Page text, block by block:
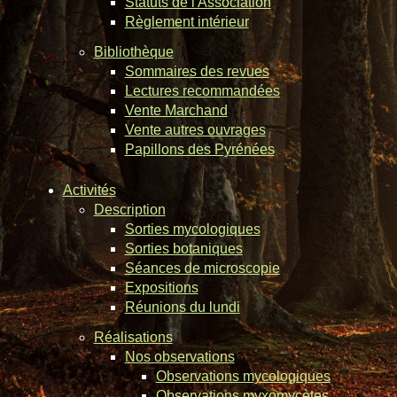
Règlement intérieur
Bibliothèque
Sommaires des revues
Lectures recommandées
Vente Marchand
Vente autres ouvrages
Papillons des Pyrénées
Activités
Description
Sorties mycologiques
Sorties botaniques
Séances de microscopie
Expositions
Réunions du lundi
Réalisations
Nos observations
Observations mycologiques